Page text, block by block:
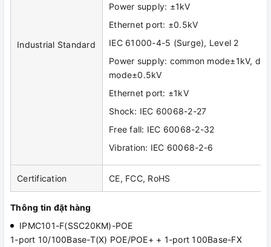
Industrial Standard
Power supply: ±1kV
Ethernet port: ±0.5kV
IEC 61000-4-5 (Surge), Level 2
Power supply: common mode±1kV,
mode±0.5kV
Ethernet port: ±1kV
Shock: IEC 60068-2-27
Free fall: IEC 60068-2-32
Vibration: IEC 60068-2-6
Certification CE, FCC, RoHS
Thông tin đặt hàng
IPMC101-F(SSC20KM)-POE
1-port 10/100Base-T(X) POE/POE+ + 1-port 100Base-FX